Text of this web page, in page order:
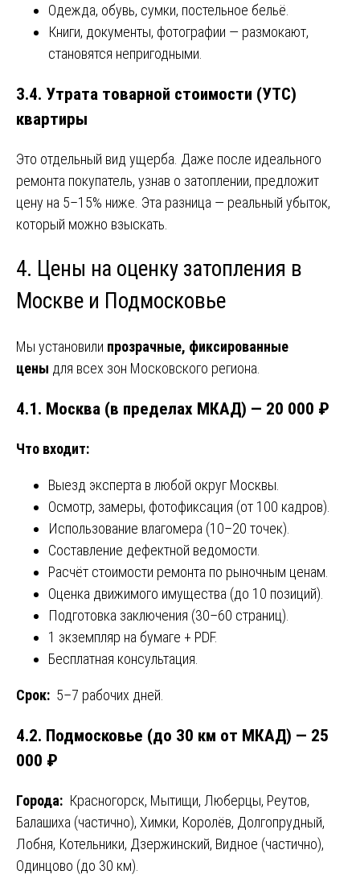
Одежда, обувь, сумки, постельное бельё.
Книги, документы, фотографии — размокают,
становятся непригодными.
3.4. Утрата товарной стоимости (УТС)
квартиры
Это отдельный вид ущерба. Даже после идеального
ремонта покупатель, узнав о затоплении, предложит
цену на 5–15% ниже. Эта разница — реальный убыток,
который можно взыскать.
4. Цены на оценку затопления в
Москве и Подмосковье
Мы установили прозрачные, фиксированные
цены для всех зон Московского региона.
4.1. Москва (в пределах МКАД) — 20 000 ₽
Что входит:
Выезд эксперта в любой округ Москвы.
Осмотр, замеры, фотофиксация (от 100 кадров).
Использование влагомера (10–20 точек).
Составление дефектной ведомости.
Расчёт стоимости ремонта по рыночным ценам.
Оценка движимого имущества (до 10 позиций).
Подготовка заключения (30–60 страниц).
1 экземпляр на бумаге + PDF.
Бесплатная консультация.
Срок: 5–7 рабочих дней.
4.2. Подмосковье (до 30 км от МКАД) — 25
000 ₽
Города: Красногорск, Мытищи, Люберцы, Реутов,
Балашиха (частично), Химки, Королёв, Долгопрудный,
Лобня, Котельники, Дзержинский, Видное (частично),
Одинцово (до 30 км).